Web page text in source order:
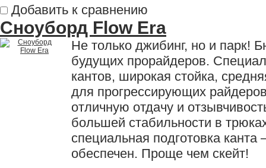
Добавить к сравнению
Сноуборд Flow Era
Не только джибинг, но и парк!
будущих прорайдеров.
кантов, широкая стойка,
для прогрессирующих
отличную отдачу и
большей стабильности в
специальная подготовка
обеспечен. Проще чем скейт!